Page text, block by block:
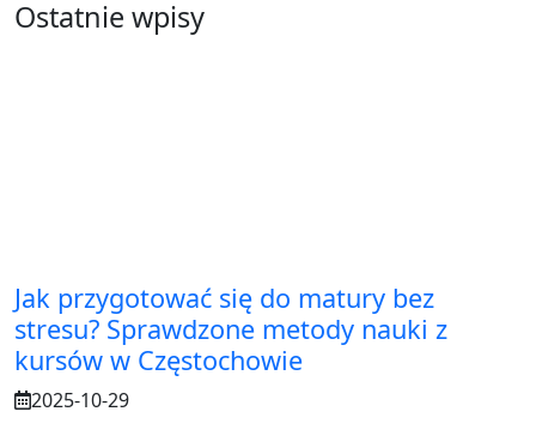
Ostatnie wpisy
Jak przygotować się do matury bez
stresu? Sprawdzone metody nauki z
kursów w Częstochowie
2025-10-29